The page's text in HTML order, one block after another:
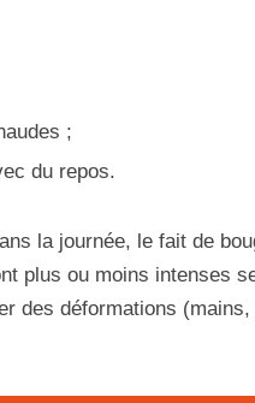
;
du repos.
la journée, le fait de
plus ou moins intenses
des déformations